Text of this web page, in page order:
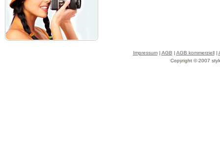
Impressum| AGB | AGB kommerziell|
Copyright © 2007